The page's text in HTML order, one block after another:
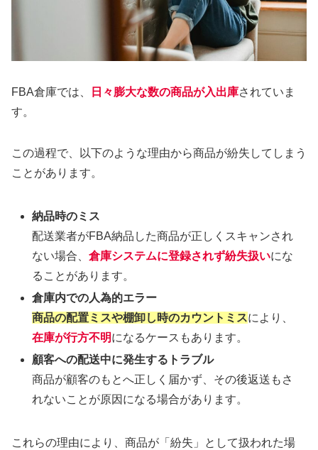
FBA倉庫では、 日々膨大な数の商品が入出庫されていま
す。
この過程で、以下のような理由から商品が紛失してしまう
ことがあります。
納品時のミス
配送業者がFBA納品した商品が正しくスキャンされ
ない場合、倉庫システムに登録されず紛失扱いにな
ることがあります。
倉庫内での人為的エラー
商品の配置ミスや棚卸し時のカウントミスにより、
在庫が行方不明になるケースもあります。
顧客への配送中に発生するトラブル
商品が顧客のもとへ正しく届かず、その後返送もさ
れないことが原因になる場合があります。
これらの理由により、商品が「紛失」として扱われた場